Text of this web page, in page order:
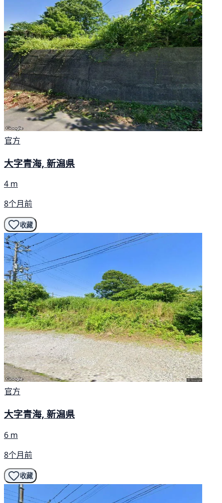
官方
大字青海, 新潟県
4 m
8个月前
收藏
官方
大字青海, 新潟県
6 m
8个月前
收藏